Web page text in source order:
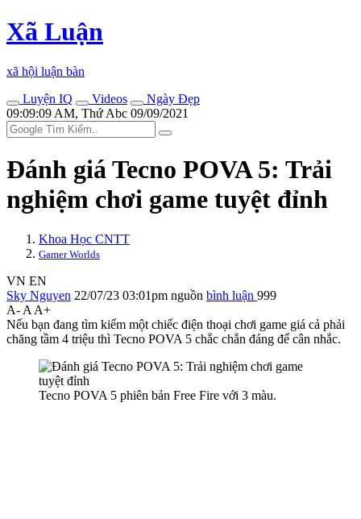
Xã Luận
xã hội luận bàn
Luyện IQ
Videos
Ngày Đẹp
09:09:09 AM, Thứ Abc 09/09/2021
Đánh giá Tecno POVA 5: Trải
nghiệm chơi game tuyệt đỉnh
Khoa Học CNTT
Gamer Worlds
VN EN
Sky Nguyen 22/07/23 03:01pm nguồn bình luận 999
A- A A+
Nếu bạn đang tìm kiếm một chiếc điện thoại chơi game giá cả phải
chăng tầm 4 triệu thì Tecno POVA 5 chắc chắn đáng để cân nhắc.
Tecno POVA 5 phiên bản Free Fire với 3 màu.